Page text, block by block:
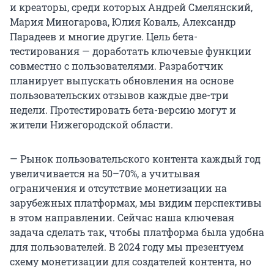
и креаторы, среди которых Андрей Смелянский,
Мария Миногарова, Юлия Коваль, Александр
Парадеев и многие другие. Цель бета-
тестирования — доработать ключевые функции
совместно с пользователями. Разработчик
планирует выпускать обновления на основе
пользовательских отзывов каждые две-три
недели. Протестировать бета-версию могут и
жители Нижегородской области.
— Рынок пользовательского контента каждый год
увеличивается на 50–70%, а учитывая
ограничения и отсутствие монетизации на
зарубежных платформах, мы видим перспективы
в этом направлении. Сейчас наша ключевая
задача сделать так, чтобы платформа была удобна
для пользователей. В 2024 году мы презентуем
схему монетизации для создателей контента, но